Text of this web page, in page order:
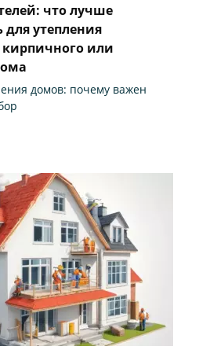
что лучше
для утепления
кирпичного или
домов: почему важен